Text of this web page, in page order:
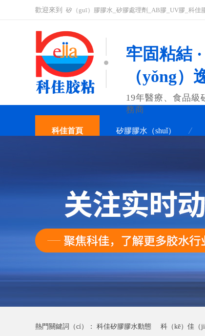
歡迎來到 矽（guī）膠膠水_矽膠處理劑_AB膠_UV膠_科佳
牢固粘結
（yǒng）
19年醫療、食品級
務商
科佳首頁 矽膠膠水（shuǐ）
熱門關鍵詞（cí）： 科佳矽膠膠水動態 科（kē）佳（